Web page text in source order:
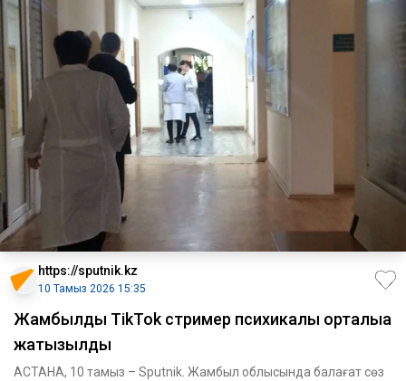
https://sputnik.kz
10 Тамыз 2026 15:35
Жамбылдық TikTok стример психикалық орталыққа
жатқызылды
АСТАНА, 10 тамыз – Sputnik. Жамбыл облысында балағат сөз